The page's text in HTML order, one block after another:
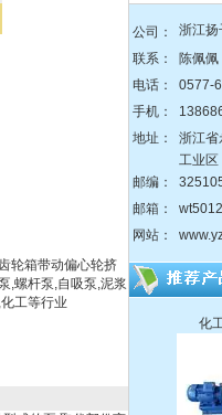
轮箱带动偏心轮挤
,螺杆泵,自吸泵,泥浆
工等行业
公司：
浙江扬
联系：
陈佩佩
电话：
0577-
手机：
地址：
浙江省
工业区
邮编：
邮箱：
网站：
DBY304不
QBY塑
150-125-